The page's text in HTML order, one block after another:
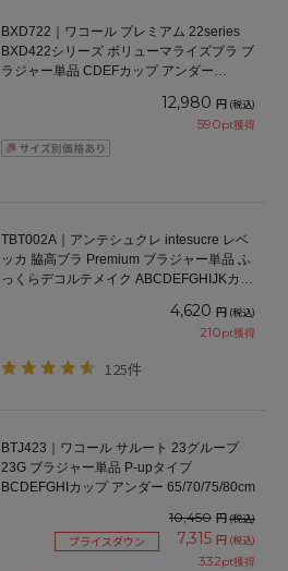
BXD722｜ワコール プレミアム 22series
BXD422シリーズ ボリューマライズブラ ブ
ラジャー単品 CDEFカップ アンダー
12,980 円 (税込)
590pt獲得
TBT002A｜アンテシュクレ intesucre レベ
ッカ 脇高ブラ Premium ブラジャー単品 ふ
っくらデコルテメイク ABCDEFGHIJKカッ
4,620 円 (税込)
210pt獲得
125件
BTJ423｜ワコール サルート 23グループ
23G ブラジャー単品 P-upタイプ
BCDEFGHIカップ アンダー 65/70/75/80cm
10,450 円(税込)
プライスダウン 7,315 円 (税込)
332pt獲得